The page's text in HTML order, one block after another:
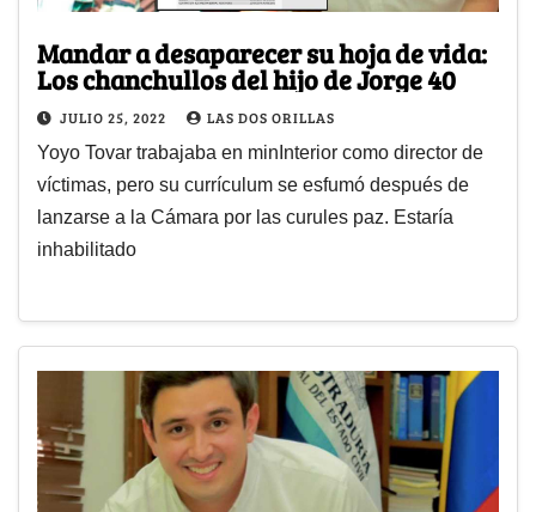
Mandar a desaparecer su hoja de vida:
Los chanchullos del hijo de Jorge 40
JULIO 25, 2022 LAS DOS ORILLAS
Yoyo Tovar trabajaba en minInterior como director de
víctimas, pero su currículum se esfumó después de
lanzarse a la Cámara por las curules paz. Estaría
inhabilitado